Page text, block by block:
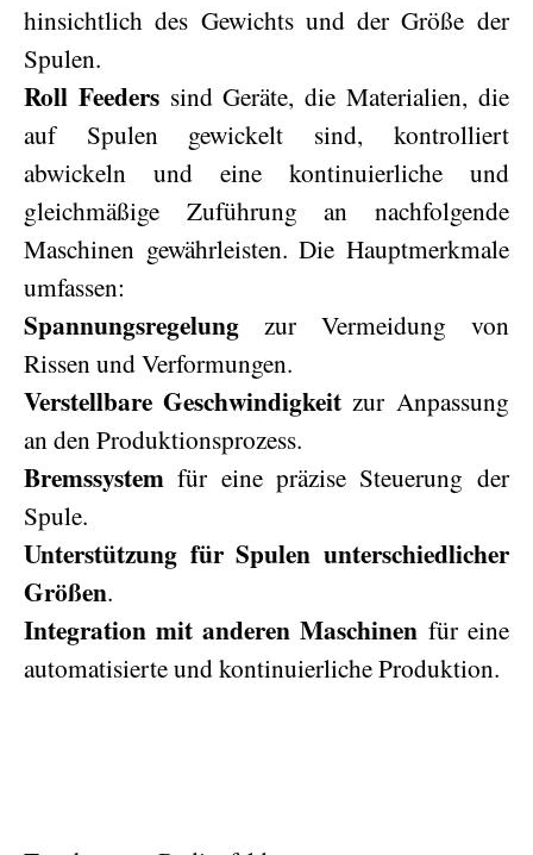
hinsichtlich des Gewichts und der Größe der
Spulen.
Roll Feederssind Geräte, die Materialien, die
auf Spulen gewickelt sind, kontrolliert
abwickeln und eine kontinuierliche und
gleichmäßige Zuführung an nachfolgende
Maschinen gewährleisten. Die Hauptmerkmale
umfassen:
Spannungsregelung zur Vermeidung von
Rissen und Verformungen.
Verstellbare Geschwindigkeit zur Anpassung
an den Produktionsprozess.
Bremssystem für eine präzise Steuerung der
Spule.
Unterstützung für Spulen unterschiedlicher
Größen.
Integration mit anderen Maschinen für eine
automatisierte und kontinuierliche Produktion.